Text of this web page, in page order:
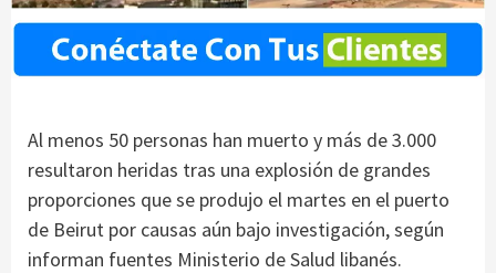
Al menos 50 personas han muerto y más de 3.000
resultaron heridas tras una explosión de grandes
proporciones que se produjo el martes en el puerto
de Beirut por causas aún bajo investigación, según
informan fuentes Ministerio de Salud libanés.